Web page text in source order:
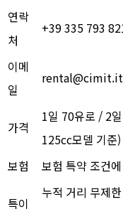
연락
처
+39 335 793
이메
일
rental@cimit.it
가격
1일 70유로 / 2
125cc모델 기준)
보험
보험 특약 조건
특이
누적 거리 무제한